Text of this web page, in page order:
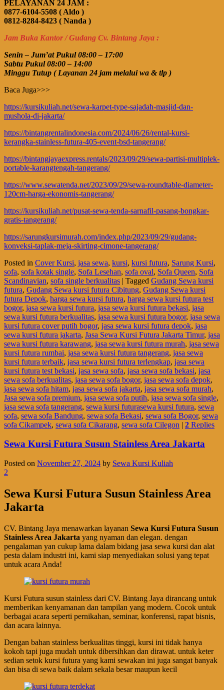
PELAYANAN 24 JAM :
0877-6104-5508 ( Aldo )
0812-8284-8423 ( Nanda )
Jam Buka Kantor / Gudang Cv. Bintang Jaya :
Senin – Jum’at Pukul 08:00 – 17:00
Sabtu Pukul 08:00 – 14:00
Minggu Tutup ( Layanan 24 jam melalui wa & tlp )
Baca Juga>>>
https://kursikuliah.net/sewa-karpet-type-sajadah-masjid-dan-
mushola-di-jakarta/
https://bintangrentalindonesia.com/2024/06/26/rental-kursi-
kerangka-stainless-futura-405-event-bsd-tangerang/
https://bintangjayaexpress.rentals/2023/09/29/sewa-partisi-multiplek-
portable-karangtengah-tangerang/
https://www.sewatenda.net/2023/09/29/sewa-roundtable-diameter-
120cm-harga-ekonomis-tangerang/
https://kursikuliah.net/pusat-sewa-tenda-sarnafil-pasang-bongkar-
gratis-tangerang/
https://sarungkursimurah.com/index.php/2023/09/29/gudang-
konveksi-taplak-meja-skirting-cimone-tangerang/
Posted in Cover Kursi, jasa sewa, kursi, kursi futura, Sarung Kursi,
sofa, sofa kotak single, Sofa Lesehan, sofa oval, Sofa Queen, Sofa
Scandinavian, sofa single berkualitas | Tagged Gudang Sewa kursi
futura, Gudang Sewa kursi futura Cibitung, Gudang Sewa kursi
futura Depok, harga sewa kursi futura, harga sewa kursi futura test
bogor, jasa sewa kursi futura, jasa sewa kursi futura bekasi, jasa
sewa kursi futura berkualitas, jasa sewa kursi futura bogor, jasa sewa
kursi futura cover putih bogor, jasa sewa kursi futura depok, jasa
sewa kursi futura jakarta, Jasa Sewa Kursi Futura Jakarta Timur, jasa
sewa kursi futura karawang, jasa sewa kursi futura murah, jasa sewa
kursi futura rumbai, jasa sewa kursi futura tangerang, jasa sewa
kursi futura terbaik, jasa sewa kursi futura terlengkap, jasa sewa
kursi futura test bekasi, jasa sewa sofa, jasa sewa sofa bekasi, jasa
sewa sofa berkualitas, jasa sewa sofa bogor, jasa sewa sofa depok,
jasa sewa sofa hitam, jasa sewa sofa jakarta, jasa sewa sofa murah,
Jasa sewa sofa premium, jasa sewa sofa putih, jasa sewa sofa single,
jasa sewa sofa tangerang, sewa kursi futurasewa kursi futura, sewa
sofa, sewa sofa Bandung, sewa sofa Bekasi, sewa sofa Bogor, sewa
sofa Cikampek, sewa sofa Cikarang, sewa sofa Cilegon | 2 Replies
Sewa Kursi Futura Susun Stainless Area Jakarta
Posted on November 27, 2024 by Sewa Kursi Kuliah
2
Sewa Kursi Futura Susun Stainless Area
Jakarta
CV. Bintang Jaya menawarkan layanan Sewa Kursi Futura Susun
Stainless Area Jakarta yang nyaman dan elegan. dengan
pengalaman yan cukup lama dalam bidang jasa sewa kursi dan alat
pesta dalam industri ini, kami siap menyediakan solusi yang tepat
untuk acara Anda!
Kursi Futura susun stainless dari CV. Bintang Jaya dirancang untuk
memberikan kenyamanan dan tampilan yang modern. Cocok untuk
berbagai acara seperti pernikahan, seminar, konferensi, rapat bisnis,
dan acara lainnya.
Dengan bahan stainless berkualitas tinggi, kursi ini tidak hanya
kokoh tapi juga mudah untuk dibersihkan dan dirawat. untuk keter
sedian setok kursi futura yang kami sewakan ini juga sangat banyak
dan bisa di sewa baik dalam sekala besar maupun kecil